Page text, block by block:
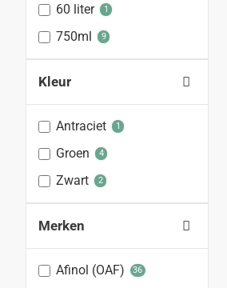
60 liter 1
750ml 9
Kleur
Antraciet 1
Groen 4
Zwart 2
Merken
Afinol (OAF) 36